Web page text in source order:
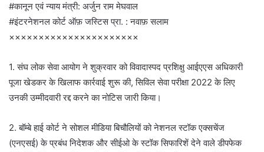
#कानून एवं न्याय मंत्री: अर्जुन राम मेघवाल
#इंटरनेशनल कोर्ट ऑफ़ जस्टिस प्रा. : नवाफ़ सलाम
××××××××××××××××××××××
1. संघ लोक सेवा आयोग ने शुक्रवार को विवादास्पद प्रशिक्षु आईएएस अधिकारी
पूजा खेडकर के खिलाफ कार्रवाई शुरू की, सिविल सेवा परीक्षा 2022 के लिए
उनकी उम्मीदवारी रद्द करने का नोटिस जारी किया।
2. बॉम्बे हाई कोर्ट ने सोशल मीडिया बिचौलियों को नेशनल स्टॉक एक्सचेंज
(एनएसई) के प्रबंध निदेशक और सीईओ के स्टॉक सिफारिशें देने वाले डीपफेक